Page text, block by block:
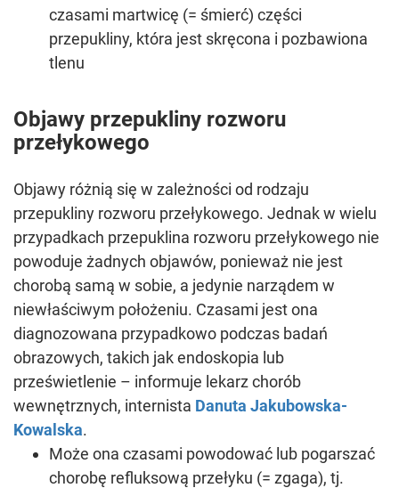
czasami martwicę (= śmierć) części
przepukliny, która jest skręcona i pozbawiona
tlenu
Objawy przepukliny rozworu
przełykowego
Objawy różnią się w zależności od rodzaju
przepukliny rozworu przełykowego. Jednak w wielu
przypadkach przepuklina rozworu przełykowego nie
powoduje żadnych objawów, ponieważ nie jest
chorobą samą w sobie, a jedynie narządem w
niewłaściwym położeniu. Czasami jest ona
diagnozowana przypadkowo podczas badań
obrazowych, takich jak endoskopia lub
prześwietlenie – informuje lekarz chorób
wewnętrznych, internista Danuta Jakubowska-
Kowalska.
Może ona czasami powodować lub pogarszać
chorobę refluksową przełyku (= zgaga), tj.